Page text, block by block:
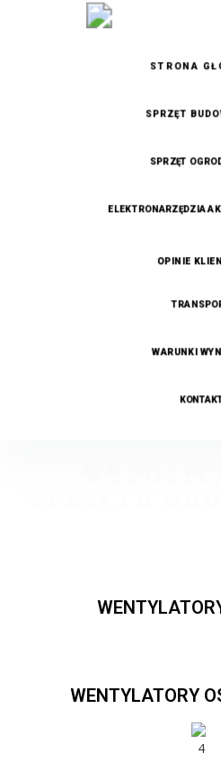
STRONA
SPRZĘT
SPRZĘT
ELEKTRONARZĘDZIA
OPINIE
WARUNKI
WENTYLATORY